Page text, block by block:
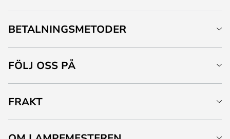
BETALNINGSMETODER
FÖLJ OSS PÅ
FRAKT